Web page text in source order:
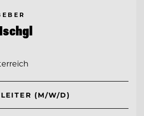
(M/W/D)